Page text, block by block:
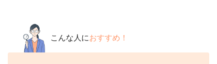
こんな人におすすめ！